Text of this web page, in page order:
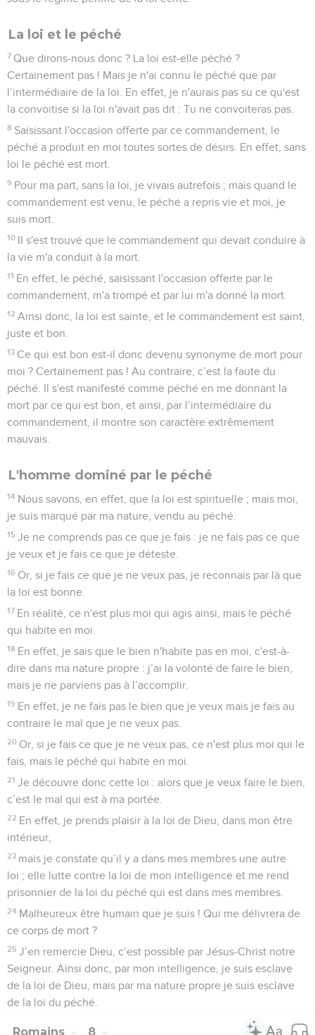
La loi et le péché
7 Que dirons-nous donc ? La loi est-elle péché ?
Certainement pas ! Mais je n'ai connu le péché que par
l’intermédiaire de la loi. En effet, je n'aurais pas su ce qu'est
la convoitise si la loi n'avait pas dit : Tu ne convoiteras pas.
8 Saisissant l'occasion offerte par ce commandement, le
péché a produit en moi toutes sortes de désirs. En effet, sans
loi le péché est mort.
9 Pour ma part, sans la loi, je vivais autrefois ; mais quand le
commandement est venu, le péché a repris vie et moi, je
suis mort.
10 Il s'est trouvé que le commandement qui devait conduire à
la vie m'a conduit à la mort.
11 En effet, le péché, saisissant l'occasion offerte par le
commandement, m'a trompé et par lui m'a donné la mort.
12 Ainsi donc, la loi est sainte, et le commandement est saint,
juste et bon.
13 Ce qui est bon est-il donc devenu synonyme de mort pour
moi ? Certainement pas ! Au contraire, c’est la faute du
péché. Il s'est manifesté comme péché en me donnant la
mort par ce qui est bon, et ainsi, par l’intermédiaire du
commandement, il montre son caractère extrêmement
mauvais.
L'homme dominé par le péché
14 Nous savons, en effet, que la loi est spirituelle ; mais moi,
je suis marqué par ma nature, vendu au péché.
15 Je ne comprends pas ce que je fais : je ne fais pas ce que
je veux et je fais ce que je déteste.
16 Or, si je fais ce que je ne veux pas, je reconnais par là que
la loi est bonne.
17 En réalité, ce n'est plus moi qui agis ainsi, mais le péché
qui habite en moi.
18 En effet, je sais que le bien n'habite pas en moi, c'est-à-
dire dans ma nature propre : j’ai la volonté de faire le bien,
mais je ne parviens pas à l’accomplir.
19 En effet, je ne fais pas le bien que je veux mais je fais au
contraire le mal que je ne veux pas.
20 Or, si je fais ce que je ne veux pas, ce n'est plus moi qui le
fais, mais le péché qui habite en moi.
21 Je découvre donc cette loi : alors que je veux faire le bien,
c’est le mal qui est à ma portée.
22 En effet, je prends plaisir à la loi de Dieu, dans mon être
intérieur,
23 mais je constate qu’il y a dans mes membres une autre
loi ; elle lutte contre la loi de mon intelligence et me rend
prisonnier de la loi du péché qui est dans mes membres.
24 Malheureux être humain que je suis ! Qui me délivrera de
ce corps de mort ?
25 J’en remercie Dieu, c’est possible par Jésus-Christ notre
Seigneur. Ainsi donc, par mon intelligence, je suis esclave
de la loi de Dieu, mais par ma nature propre je suis esclave
de la loi du péché.
Romains 8